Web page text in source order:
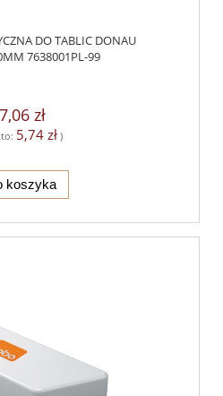
DO TABLIC DONAU
7638001PL-99
7,06 zł
5,74 zł)
koszyka